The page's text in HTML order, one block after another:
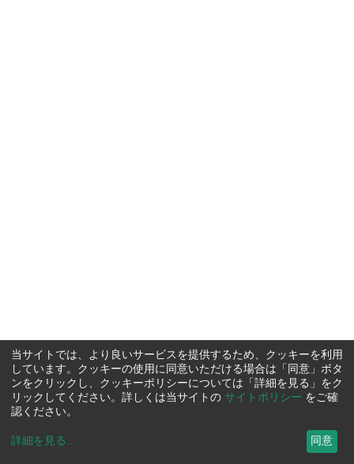
当サイトでは、より良いサービスを提供するため、クッキーを利用
しています。クッキーの使用に同意いただける場合は「同意」ボタ
ンをクリックし、クッキーポリシーについては「詳細を見る」をク
リックしてください。詳しくは当サイトの サイトポリシー をご確
認ください。
詳細を見る ... 同意